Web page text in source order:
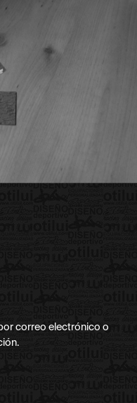
correo electrónico o